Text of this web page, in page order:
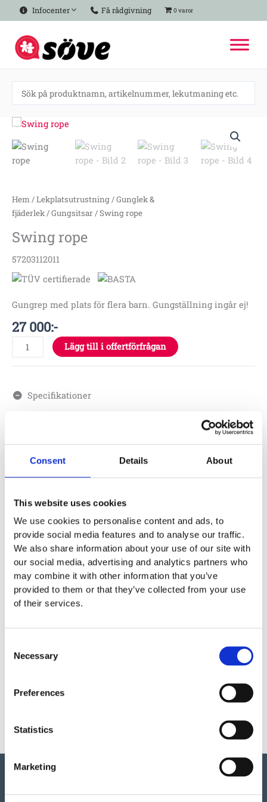
Consent Details About
This website uses cookies
We use cookies to personalise content and ads, to
provide social media features and to analyse our traffic.
We also share information about your use of our site with
our social media, advertising and analytics partners who
may combine it with other information that you’ve
provided to them or that they’ve collected from your use
of their services.
Selection
Necessary
Preferences
Statistics
Marketing
Hoppa
till
innehåll
Infocenter Få rådgivning 0 varor
Hem/Lekplatsutrustning/Gunglek &
fjäderlek/Gungsitsar/ Swing rope
Swing rope
57203112011
Gungrep med plats för flera barn. Gungställning ingår ej!
27 000:-
Swing
rope
mängd
Lägg till i offertförfrågan
Specifikationer
2.15 x Ø 0,15 x 1.94 m
Skötsel
Garantivillkor
Produktens utseende kan avvika mot de bilder som visas
på hemsidan.
DWG, produktblad, teknisk information, bilder etc.